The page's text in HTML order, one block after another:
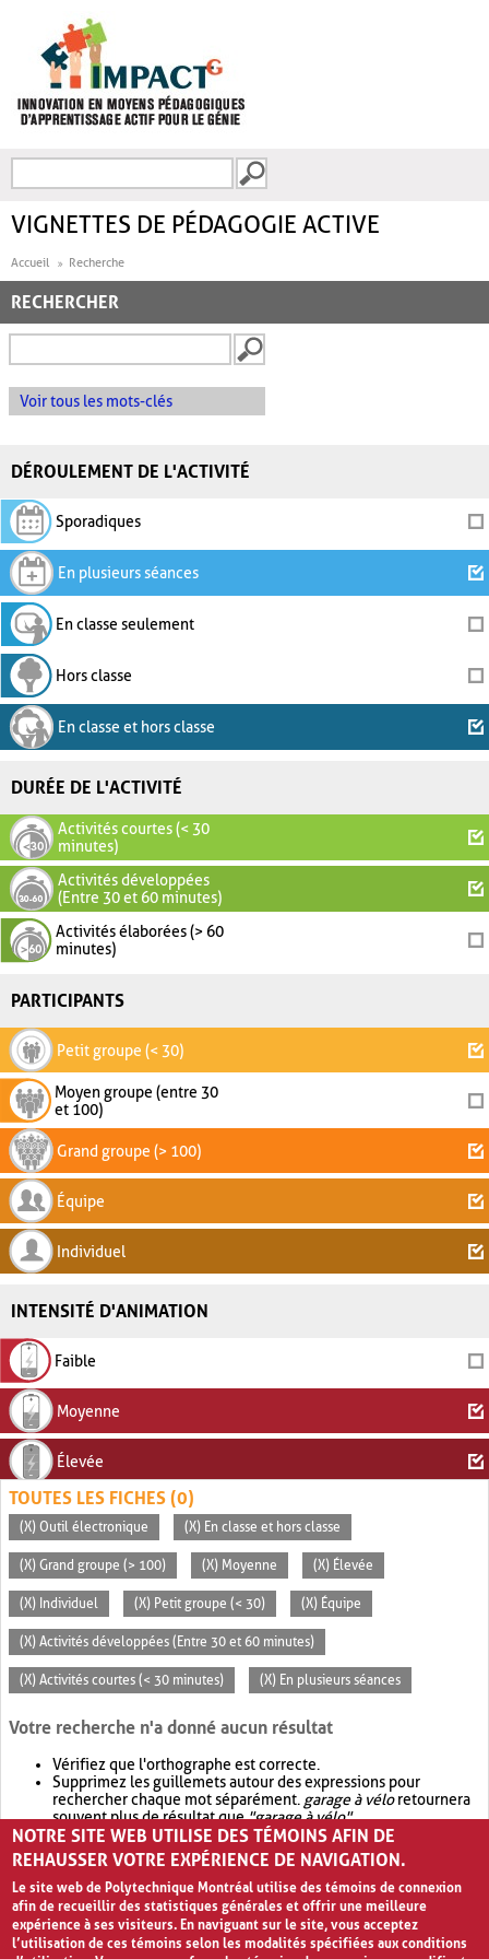
FORMULAIRE DE
VIGNETTES DE PÉDAGOGIE ACTIVE
Accueil Recherche
RECHERCHER
Voir tous les mots-clés
DÉROULEMENT DE L'ACTIVITÉ
Sporadiques
En plusieurs séances
En classe seulement
Hors classe
En classe et hors classe
DURÉE DE L'ACTIVITÉ
Activités courtes (< 30
minutes)
Activités développées
(Entre 30 et 60 minutes)
Activités élaborées (> 60
minutes)
PARTICIPANTS
Petit groupe (< 30)
Moyen groupe (entre 30
et 100)
Grand groupe (> 100)
Équipe
Individuel
INTENSITÉ D'ANIMATION
Faible
Moyenne
Élevée
TOUTES LES FICHES (0)
(X) Outil électronique (X) En classe et hors classe
(X) Grand groupe (> 100) (X) Moyenne (X) Élevée
(X) Individuel (X) Petit groupe (< 30) (X) Équipe
(X) Activités développées (Entre 30 et 60 minutes)
(X) Activités courtes (< 30 minutes) (X) En plusieurs séances
Votre recherche n'a donné aucun résultat
Vérifiez que l'orthographe est correcte.
Supprimez les guillemets autour des expressions pour
rechercher chaque mot séparément. garage à véloretournera
souvent plus de résultat que"garage à vélo".
Envisagez d'élargir votre recherche avec OR.garage OR vélo
retournera souvent plus de résultat quegarage à vélo
NOTRE SITE WEB UTILISE DES TÉMOINS AFIN DE
REHAUSSER VOTRE EXPÉRIENCE DE NAVIGATION.
Le site web de Polytechnique Montréal utilise des témoins de connexion
afin de recueillir des statistiques générales et offrir une meilleure
expérience à ses visiteurs. En naviguant sur le site, vous acceptez
l’utilisation de ces témoins selon les modalités spécifiées aux conditions